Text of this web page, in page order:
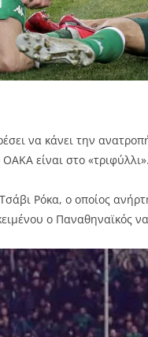
να κάνει την
είναι στο «τριφύλλι».
Τσάβι Ρόκα, ο οποίος
ο Παναθηναϊκός